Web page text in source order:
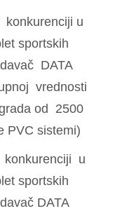
konkurenciji u
sportskih
DATA
vrednosti
od 2500
PVC sistemi)
konkurenciji u
sportskih
DATA